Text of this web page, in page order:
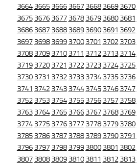
3664 3665 3666 3667 3668 3669 3670
3675 3676 3677 3678 3679 3680 3681
3686 3687 3688 3689 3690 3691 3692
3697 3698 3699 3700 3701 3702 3703
3708 3709 3710 3711 3712 3713 3714
3719 3720 3721 3722 3723 3724 3725
3730 3731 3732 3733 3734 3735 3736
3741 3742 3743 3744 3745 3746 3747
3752 3753 3754 3755 3756 3757 3758
3763 3764 3765 3766 3767 3768 3769
3774 3775 3776 3777 3778 3779 3780
3785 3786 3787 3788 3789 3790 3791
3796 3797 3798 3799 3800 3801 3802
3807 3808 3809 3810 3811 3812 3813